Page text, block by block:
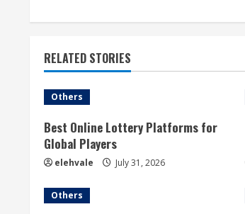
i
n
u
e
R
RELATED STORIES
Others
Best Online Lottery Platforms for
Global Players
elehvale July 31, 2026
Others